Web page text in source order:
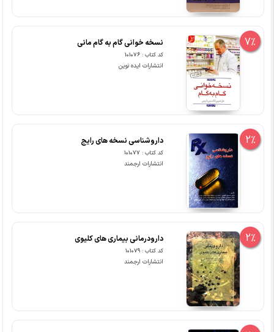
7% نسخه خوانی گام به گام مانی
کد کتاب : 101076
انتشارات ایده نوین
2% داروشناسی نسخه های رایج
کد کتاب : 101077
انتشارات ارجمند
2% دارودرمانی بیماری های کلیوی
کد کتاب : 101079
انتشارات ارجمند